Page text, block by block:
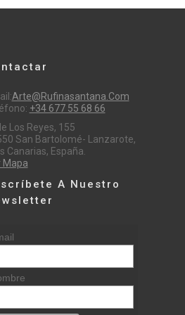
Arte@rufinasantana.com
+34 677 55 68 66
Los Reyes, 155
San Bartolomé- Lanzarote,
Canarias, España.
Mapa
A Nuestro